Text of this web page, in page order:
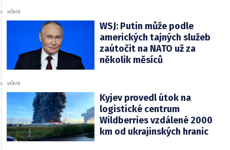
včera
WSJ: Putin může podle
amerických tajných služeb
zaútočit na NATO už za
několik měsíců
včera
Kyjev provedl útok na
logistické centrum
Wildberries vzdálené 2000
km od ukrajinských hranic